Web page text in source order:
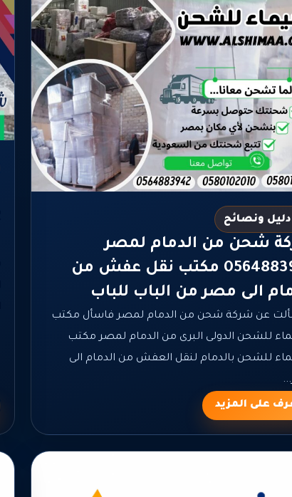
ونصائح
شحن من الدمام لمصر
0564883942 مكتب نقل عفش من
الى مصر من الباب للباب
عن شركة شحن من الدمام لمصر فاسأل مكتب
للشحن الدولى البرى من الدمام لمصر مكتب
للشحن بالدمام لنقل العفش من الدمام الى
على المزيد